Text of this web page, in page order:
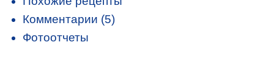
Комментарии (5)
Фотоотчеты